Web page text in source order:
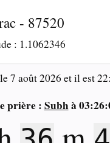
- 87520
: 1.1062346
7 août 2026 et il est
prière : Subhà